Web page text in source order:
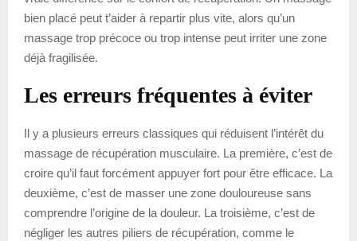
bien placé peut t’aider à repartir plus vite, alors qu’un
massage trop précoce ou trop intense peut irriter une zone
déjà fragilisée.
Les erreurs fréquentes à éviter
Il y a plusieurs erreurs classiques qui réduisent l’intérêt du
massage de récupération musculaire. La première, c’est de
croire qu’il faut forcément appuyer fort pour être efficace. La
deuxième, c’est de masser une zone douloureuse sans
comprendre l’origine de la douleur. La troisième, c’est de
négliger les autres piliers de récupération, comme le